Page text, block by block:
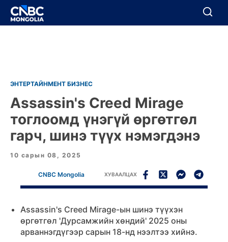
BREAKING
Цуцлах
ЭНТЕРТАЙНМЕНТ БИЗНЕС
Assassin's Creed Mirage
тоглоомд үнэгүй өргөтгөл
гарч, шинэ түүх нэмэгдэнэ
10 сарын 08, 2025
CNBC Mongolia ХУВААЛЦАХ
Assassin's Creed Mirage-ын шинэ түүхэн
өргөтгөл 'Дурсамжийн хөндий' 2025 оны
арваннэгдүгээр сарын 18-нд нээлтээ хийнэ.